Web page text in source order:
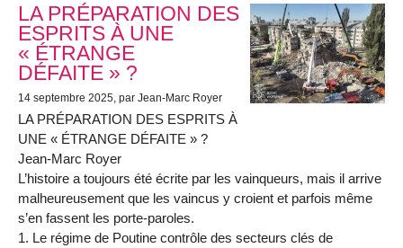
LA PRÉPARATION DES
ESPRITS À UNE
« ÉTRANGE
DÉFAITE » ?
14 septembre 2025 , par Jean-Marc Royer
LA PRÉPARATION DES ESPRITS À
UNE « ÉTRANGE DÉFAITE » ?
Jean-Marc Royer
L’histoire a toujours été écrite par les vainqueurs, mais il arrive
malheureusement que les vaincus y croient et parfois même
s’en fassent les porte-paroles.
1. Le régime de Poutine contrôle des secteurs clés de